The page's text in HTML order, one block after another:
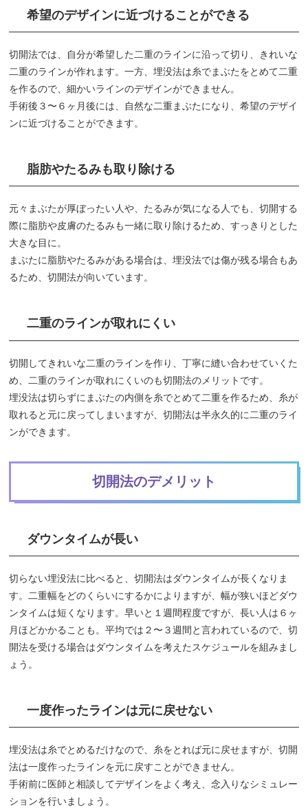
希望のデザインに近づけることができる
切開法では、自分が希望した二重のラインに沿って切り、きれいな
二重のラインが作れます。一方、埋没法は糸でまぶたをとめて二重
を作るので、細かいラインのデザインができません。
手術後３〜６ヶ月後には、自然な二重まぶたになり、希望のデザイ
ンに近づけることができます。
脂肪やたるみも取り除ける
元々まぶたが厚ぼったい人や、たるみが気になる人でも、切開する
際に脂肪や皮膚のたるみも一緒に取り除けるため、すっきりとした
大きな目に。
まぶたに脂肪やたるみがある場合は、埋没法では傷が残る場合もあ
るため、切開法が向いています。
二重のラインが取れにくい
切開してきれいな二重のラインを作り、丁寧に縫い合わせていくた
め、二重のラインが取れにくいのも切開法のメリットです。
埋没法は切らずにまぶたの内側を糸でとめて二重を作るため、糸が
取れると元に戻ってしまいますが、切開法は半永久的に二重のライ
ンができます。
切開法のデメリット
ダウンタイムが長い
切らない埋没法に比べると、切開法はダウンタイムが長くなりま
す。二重幅をどのくらいにするかによりますが、幅が狭いほどダウ
ンタイムは短くなります。早いと１週間程度ですが、長い人は６ヶ
月ほどかかることも。平均では２〜３週間と言われているので、切
開法を受ける場合はダウンタイムを考えたスケジュールを組みまし
ょう。
一度作ったラインは元に戻せない
埋没法は糸でとめるだけなので、糸をとれば元に戻せますが、切開
法は一度作ったラインを元に戻すことができません。
手術前に医師と相談してデザインをよく考え、念入りなシミュレー
ションを行いましょう。